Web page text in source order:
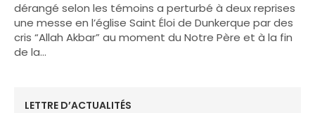
dérangé selon les témoins a perturbé à deux reprises
une messe en l’église Saint Éloi de Dunkerque par des
cris “Allah Akbar” au moment du Notre Père et à la fin
de la…
LETTRE D’ACTUALITÉS